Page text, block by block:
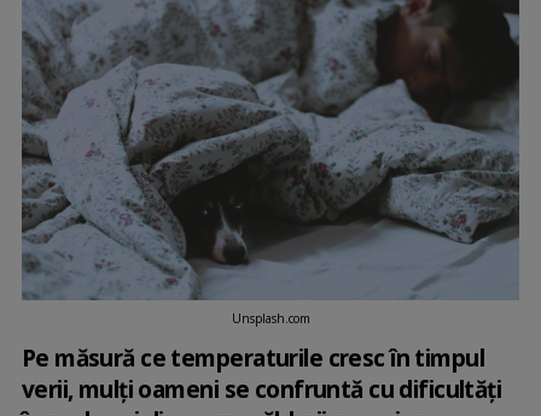
Unsplash.com
Pe măsură ce temperaturile cresc în timpul
verii, mulți oameni se confruntă cu dificultăți